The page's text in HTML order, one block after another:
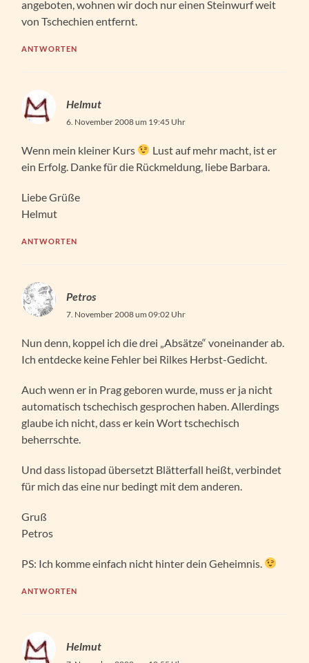
angeboten, wohnen wir doch nur einen Steinwurf weit
von Tschechien entfernt.
ANTWORTEN
Helmut
6. November 2008 um 19:45 Uhr
Wenn mein kleiner Kurs
Lust auf mehr macht, ist er
ein Erfolg. Danke für die Rückmeldung, liebe Barbara.
Liebe Grüße
Helmut
ANTWORTEN
Petros
7. November 2008 um 09:02 Uhr
Nun denn, koppel ich die drei „Absätze“ voneinander ab.
Ich entdecke keine Fehler bei Rilkes Herbst-Gedicht.
Auch wenn er in Prag geboren wurde, muss er ja nicht
automatisch tschechisch gesprochen haben. Allerdings
glaube ich nicht, dass er kein Wort tschechisch
beherrschte.
Und dass listopad übersetzt Blätterfall heißt, verbindet
für mich das eine nur bedingt mit dem anderen.
Gruß
Petros
PS: Ich komme einfach nicht hinter dein Geheimnis.
ANTWORTEN
Helmut